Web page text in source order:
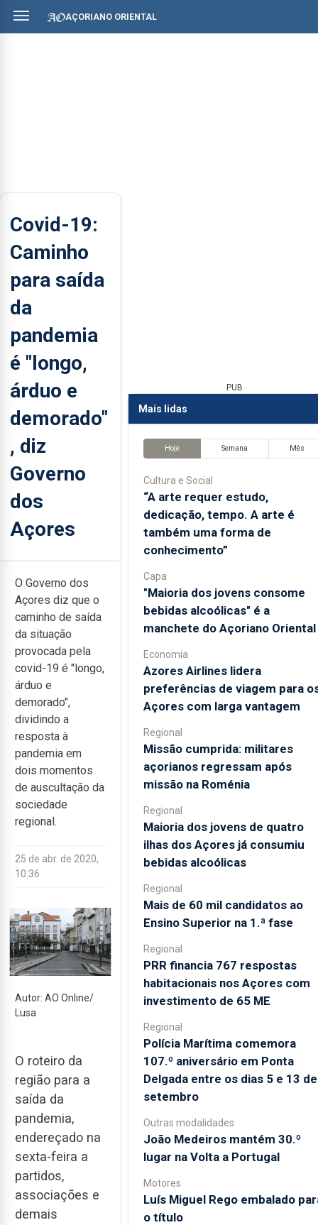
AÇORIANO ORIENTAL
Covid-19:
Caminho
para saída
da
pandemia
é "longo,
árduo e
demorado"
, diz
Governo
dos
Açores
O Governo dos
Açores diz que o
caminho de saída
da situação
provocada pela
covid-19 é "longo,
árduo e
demorado",
dividindo a
resposta à
pandemia em
dois momentos
de auscultação da
sociedade
regional.
25 de abr. de 2020,
10:36
Autor: AO Online/
Lusa
O roteiro da
região para a
saída da
pandemia,
endereçado na
sexta-feira a
partidos,
associações e
demais
PUB
Mais lidas
Hoje Semana Mês
Cultura e Social
“A arte requer estudo,
dedicação, tempo. A arte é
também uma forma de
conhecimento”
Capa
"Maioria dos jovens consome
bebidas alcoólicas" é a
manchete do Açoriano Oriental
Economia
Azores Airlines lidera
preferências de viagem para
Açores com larga vantagem
Regional
Missão cumprida: militares
açorianos regressam após
missão na Roménia
Regional
Maioria dos jovens de quatro
ilhas dos Açores já consumiu
bebidas alcoólicas
Regional
Mais de 60 mil candidatos ao
Ensino Superior na 1.ª fase
Regional
PRR financia 767 respostas
habitacionais nos Açores com
investimento de 65 ME
Regional
Polícia Marítima comemora
107.º aniversário em Ponta
Delgada entre os dias 5 e 13 de
setembro
Outras modalidades
João Medeiros mantém 30.º
lugar na Volta a Portugal
Motores
Luís Miguel Rego embalado
o título